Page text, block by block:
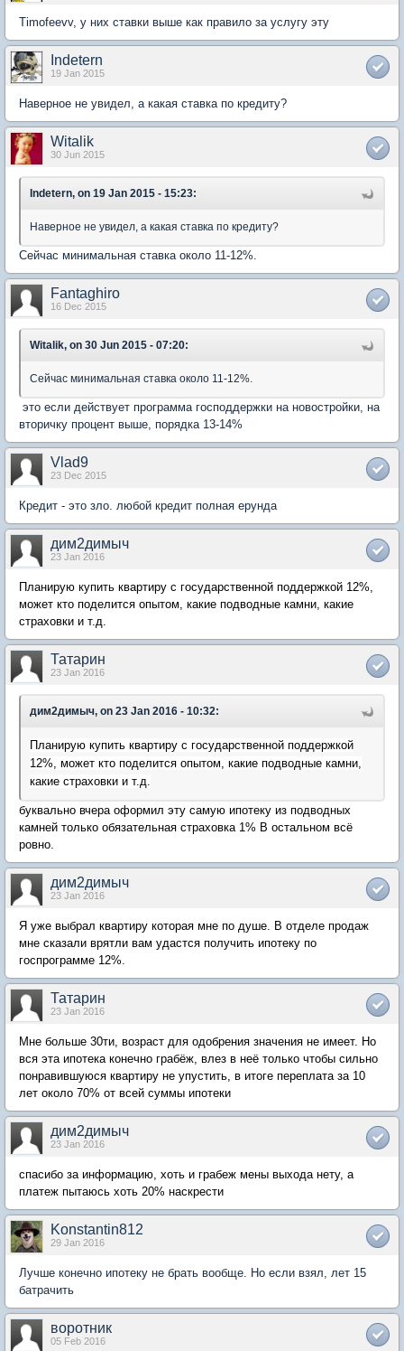
Timofeevv, у них ставки выше как правило за услугу эту
Indetern
19 Jan 2015
Наверное не увидел, а какая ставка по кредиту?
Witalik
30 Jun 2015
Indetern, on 19 Jan 2015 - 15:23:
Наверное не увидел, а какая ставка по кредиту?
Сейчас минимальная ставка около 11-12%.
Fantaghiro
16 Dec 2015
Witalik, on 30 Jun 2015 - 07:20:
Сейчас минимальная ставка около 11-12%.
это если действует программа господдержки на новостройки, на
вторичку процент выше, порядка 13-14%
Vlad9
23 Dec 2015
Кредит - это зло. любой кредит полная ерунда
дим2димыч
23 Jan 2016
Планирую купить квартиру с государственной поддержкой 12%,
может кто поделится опытом, какие подводные камни, какие
страховки и т.д.
Татарин
23 Jan 2016
дим2димыч, on 23 Jan 2016 - 10:32:
Планирую купить квартиру с государственной поддержкой
12%, может кто поделится опытом, какие подводные камни,
какие страховки и т.д.
буквально вчера оформил эту самую ипотеку из подводных
камней только обязательная страховка 1% В остальном всё
ровно.
дим2димыч
23 Jan 2016
Я уже выбрал квартиру которая мне по душе. В отделе продаж
мне сказали врятли вам удастся получить ипотеку по
госпрограмме 12%.
Татарин
23 Jan 2016
Мне больше 30ти, возраст для одобрения значения не имеет. Но
вся эта ипотека конечно грабёж, влез в неё только чтобы сильно
понравившуюся квартиру не упустить, в итоге переплата за 10
лет около 70% от всей суммы ипотеки
дим2димыч
23 Jan 2016
спасибо за информацию, хоть и грабеж мены выхода нету, а
платеж пытаюсь хоть 20% наскрести
Konstantin812
29 Jan 2016
Лучше конечно ипотеку не брать вообще. Но если взял, лет 15
батрачить
воротник
05 Feb 2016